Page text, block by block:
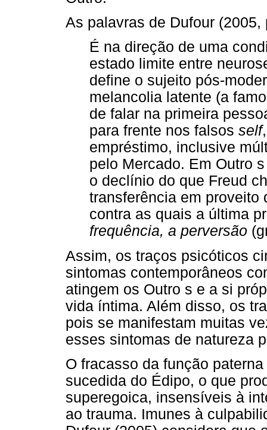
As palavras de Dufour
É na direção de uma
estado limite entre
define o sujeito pós-
melancolia latente (a
de falar na primeira
para frente nos falsos self
empréstimo, inclusive
pelo Mercado. Em Outro
o declínio do que Freud
transferência em
contra as quais a última
frequência, a perversão
Assim, os traços psicóticos
sintomas contemporâneos
atingem os Outro s e a si
vida íntima. Além disso, os
pois se manifestam muitas
esses sintomas de natureza
O fracasso da função
sucedida do Édipo, o que
superegoica, insensíveis à
ao trauma. Imunes à